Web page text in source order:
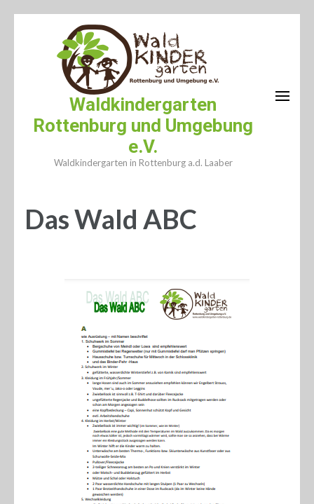
springen
Waldkindergarten
Rottenburg und Umgebung
e.V.
Waldkindergarten in Rottenburg a.d. Laaber
Das Wald ABC